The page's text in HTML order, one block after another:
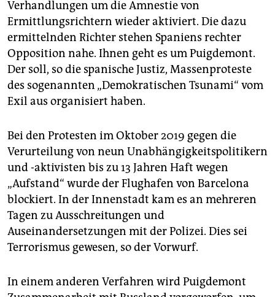
Verhandlungen um die Amnestie von
Ermittlungsrichtern wieder aktiviert. Die dazu
ermittelnden Richter stehen Spaniens rechter
Opposition nahe. Ihnen geht es um Puigdemont.
Der soll, so die spanische Justiz, Massenproteste
des sogenannten „Demokratischen Tsunami“ vom
Exil aus organisiert haben.
Bei den Protesten im Oktober 2019 gegen die
Verurteilung von neun Unabhängigkeitspolitikern
und -aktivisten bis zu 13 Jahren Haft wegen
„Aufstand“ wurde der Flughafen von Barcelona
blockiert. In der Innenstadt kam es an mehreren
Tagen zu Ausschreitungen und
Auseinandersetzungen mit der Polizei. Dies sei
Terrorismus gewesen, so der Vorwurf.
In einem anderen Verfahren wird Puigdemont